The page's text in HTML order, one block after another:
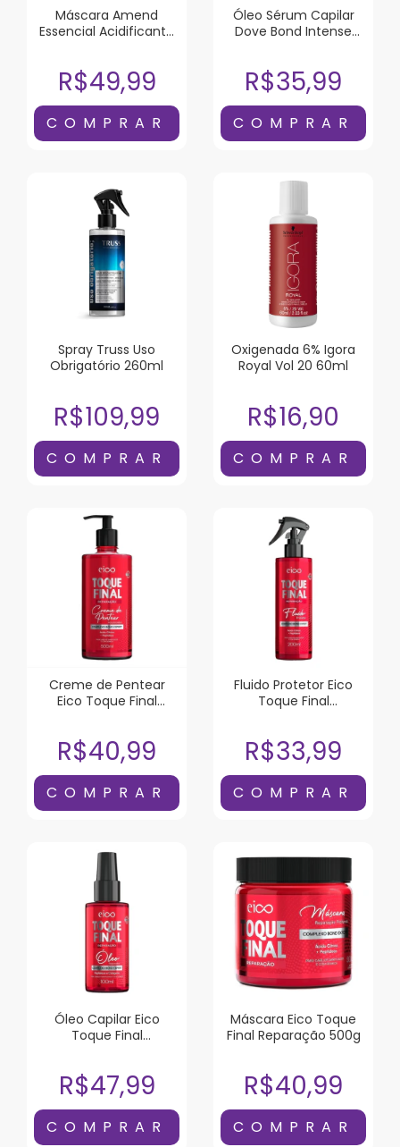
Máscara Amend
Essencial Acidificante
R$49,99
Óleo Sérum Capilar
Dove Bond Intense
R$35,99
Spray Truss Uso
Obrigatório 260ml
R$109,99
Oxigenada 6% Igora
Royal Vol 20 60ml
R$16,90
Creme de Pentear
Eico Toque Final
R$40,99
Fluido Protetor Eico
Toque Final
R$33,99
Óleo Capilar Eico
Toque Final
R$47,99
Máscara Eico Toque
Final Reparação 500g
R$40,99